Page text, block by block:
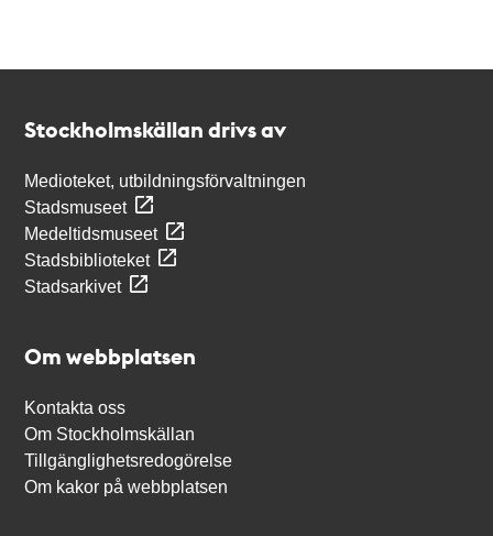
Stockholmskällan drivs av
Medioteket, utbildningsförvaltningen
Stadsmuseet
Medeltidsmuseet
Stadsbiblioteket
Stadsarkivet
Om webbplatsen
Kontakta oss
Om Stockholmskällan
Tillgänglighetsredogörelse
Om kakor på webbplatsen